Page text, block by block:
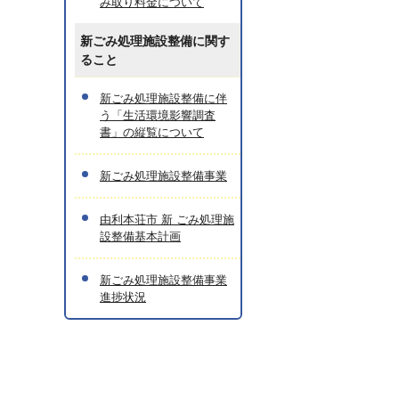
新ごみ処理施設整備に関す
ること
新ごみ処理施設整備に伴
う「生活環境影響調査
書」の縦覧について
新ごみ処理施設整備事業
由利本荘市 新 ごみ処理施
設整備基本計画
新ごみ処理施設整備事業
進捗状況